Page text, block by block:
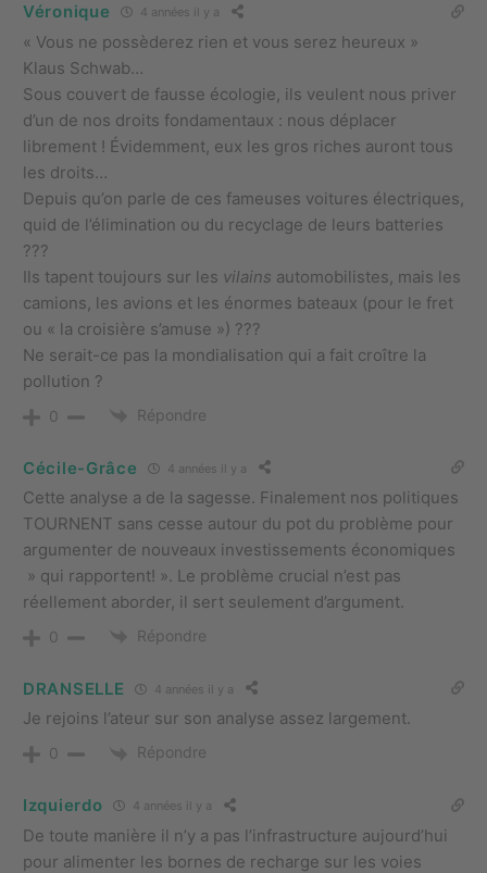
Véronique 4 années il y a
« Vous ne possèderez rien et vous serez heureux »
Klaus Schwab…
Sous couvert de fausse écologie, ils veulent nous priver
d’un de nos droits fondamentaux : nous déplacer
librement ! Évidemment, eux les gros riches auront tous
les droits…
Depuis qu’on parle de ces fameuses voitures électriques,
quid de l’élimination ou du recyclage de leurs batteries
???
Ils tapent toujours sur les vilains automobilistes, mais les
camions, les avions et les énormes bateaux (pour le fret
ou « la croisière s’amuse ») ???
Ne serait-ce pas la mondialisation qui a fait croître la
pollution ?
0 Répondre
Cécile-Grâce 4 années il y a
Cette analyse a de la sagesse. Finalement nos politiques
TOURNENT sans cesse autour du pot du problème pour
argumenter de nouveaux investissements économiques
» qui rapportent! ». Le problème crucial n’est pas
réellement aborder, il sert seulement d’argument.
0 Répondre
DRANSELLE 4 années il y a
Je rejoins l’ateur sur son analyse assez largement.
0 Répondre
Izquierdo 4 années il y a
De toute manière il n’y a pas l’infrastructure aujourd’hui
pour alimenter les bornes de recharge sur les voies